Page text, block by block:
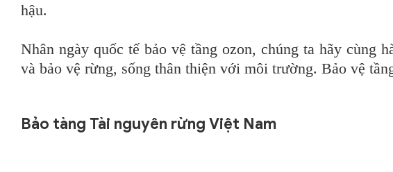
hậu.
Nhân ngày quốc tế bảo vệ tầng ozon, chúng ta hãy cùng
và bảo vệ rừng, sống thân thiện với môi trường. Bảo vệ
Bảo tàng Tài nguyên rừng Việt Nam